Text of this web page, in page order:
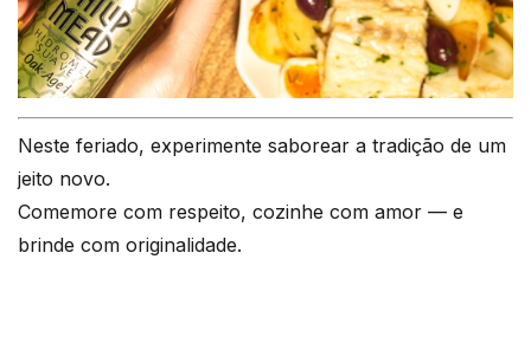
Neste feriado, experimente saborear a tradição de um
jeito novo.
Comemore com respeito, cozinhe com amor — e
brinde com originalidade.